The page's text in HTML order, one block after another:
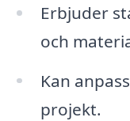
Erbjuder
och
Kan
projekt.